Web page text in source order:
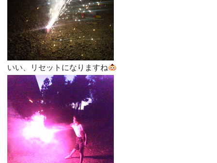
いい、リセットになりますね